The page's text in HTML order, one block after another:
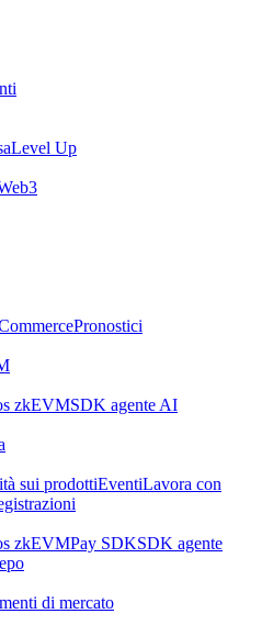
Level Up
Pronostici
zkEVMSDK agente AI
sui prodottiEventiLavora con
zkEVMPay SDKSDK agente
di mercato